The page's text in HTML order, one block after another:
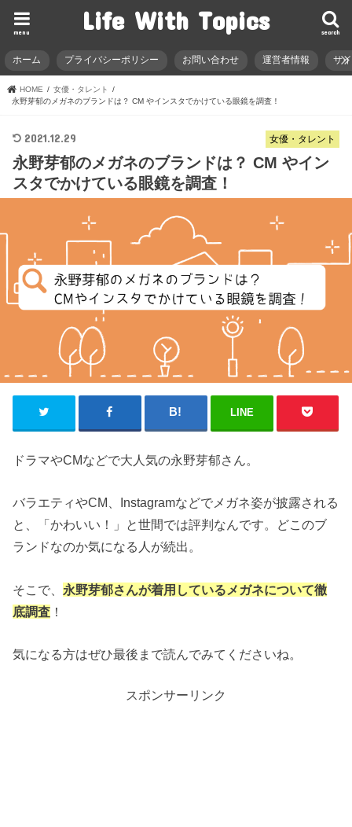
Life With Topics search
menu
ホーム プライバシーポリシー お問い合わせ 運営者情報 サ
HOME
女優・タレント
永野芽郁のメガネのブランドは？ CM やインスタでかけている眼鏡を調査！
女優・タレント
2021.12.29
永野芽郁のメガネのブランドは？ CM やイン
スタでかけている眼鏡を調査！
LINE
ドラマやCMなどで大人気の永野芽郁さん。
バラエティやCM、Instagramなどでメガネ姿が披露される
と、「かわいい！」と世間では評判なんです。どこのブ
ランドなのか気になる人が続出。
そこで、 永野芽郁さんが着用しているメガネについて徹
底調査 ！
気になる方はぜひ最後まで読んでみてくださいね。
スポンサーリンク